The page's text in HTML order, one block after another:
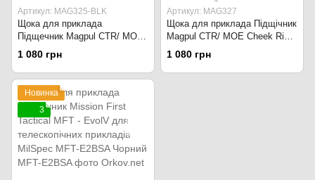
Артикул: MAG325-BLK
Щока для приклада
Підщечник Magpul CTR/ MOE
Cheek Riser - 0.25" MAG325-
FDE Flat Dark Earth
1 080 грн
Артикул: MAG327
Щока для приклада Підщічник
Magpul CTR/ MOE Cheek Riser
- 0.75" MAG327-FDE Flat Dark
1 080 грн
Новинка
3